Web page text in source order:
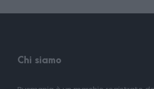
Chi siamo